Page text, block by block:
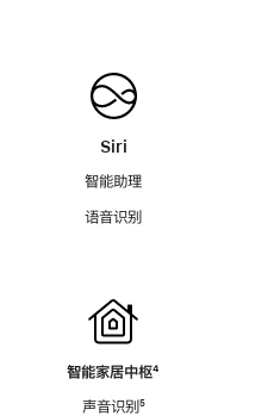
Siri
智能助理
语音识别
智能家居中枢脚
⁴
声音识别脚
⁵